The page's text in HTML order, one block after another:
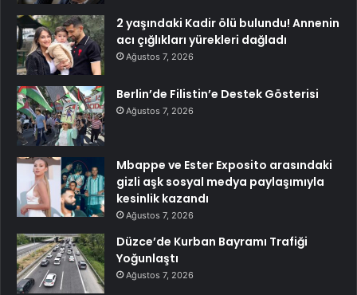
2 yaşındaki Kadir ölü bulundu! Annenin
acı çığlıkları yürekleri dağladı
Ağustos 7, 2026
Berlin’de Filistin’e Destek Gösterisi
Ağustos 7, 2026
Mbappe ve Ester Exposito arasındaki
gizli aşk sosyal medya paylaşımıyla
kesinlik kazandı
Ağustos 7, 2026
Düzce’de Kurban Bayramı Trafiği
Yoğunlaştı
Ağustos 7, 2026